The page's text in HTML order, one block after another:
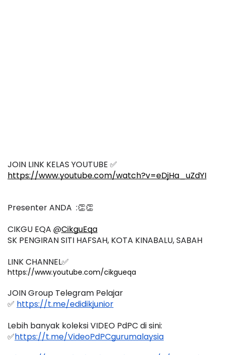
JOIN LINK KELAS YOUTUBE ✅
https://www.youtube.com/watch?v=eDjHa_uZdYI
Presenter ANDA  :👏👏
CIKGU EQA @CikguEqa
SK PENGIRAN SITI HAFSAH, KOTA KINABALU, SABAH
LINK CHANNEL✅
https://www.youtube.com/cikgueqa
JOIN Group Telegram Pelajar
✅ https://t.me/edidikjunior
Lebih banyak koleksi VIDEO PdPC di sini:
✅https://t.me/VideoPdPCgurumalaysia